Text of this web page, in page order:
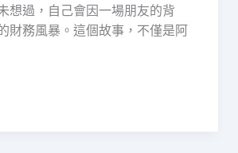
想過，自己會因一場朋友的背
財務風暴。這個故事，不僅是阿